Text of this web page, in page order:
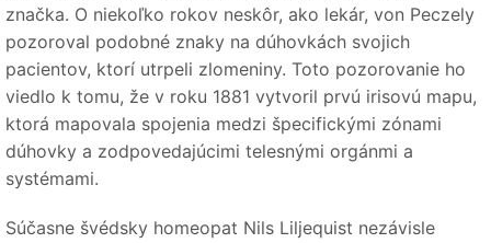
značka. O niekoľko rokov neskôr, ako lekár, von Peczely
pozoroval podobné znaky na dúhovkách svojich
pacientov, ktorí utrpeli zlomeniny. Toto pozorovanie ho
viedlo k tomu, že v roku 1881 vytvoril prvú irisovú mapu,
ktorá mapovala spojenia medzi špecifickými zónami
dúhovky a zodpovedajúcimi telesnými orgánmi a
systémami.
Súčasne švédsky homeopat Nils Liljequist nezávisle